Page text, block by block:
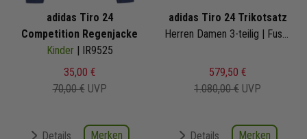
adidas Tiro 24
Competition Regenjacke
Kinder | IR9525
35,00 €
70,00 € UVP
Details Merken
adidas Tiro 24 Trikotsatz
Herren Damen 3-teilig | Fussball Trikot Shorts Competition Match Sockenstutzen | Fussball Trikot Set
579,50 €
1.080,00 € UVP
Details Merken